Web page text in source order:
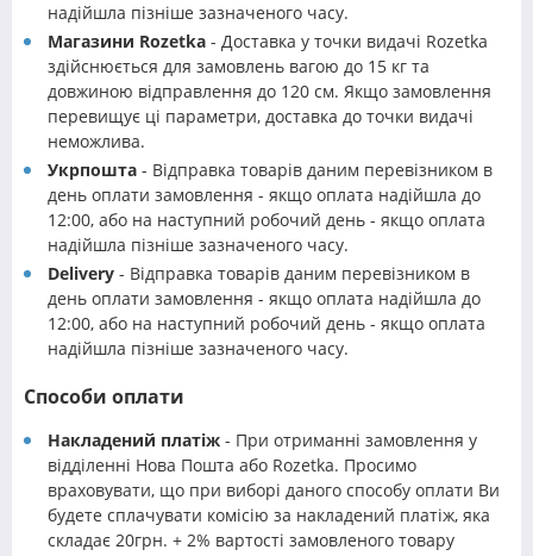
надійшла пізніше зазначеного часу.
Магазини Rozetka - Доставка у точки видачі Rozetka
здійснюється для замовлень вагою до 15 кг та
довжиною відправлення до 120 см. Якщо замовлення
перевищує ці параметри, доставка до точки видачі
неможлива.
Укрпошта - Відправка товарів даним перевізником в
день оплати замовлення - якщо оплата надійшла до
12:00, або на наступний робочий день - якщо оплата
надійшла пізніше зазначеного часу.
Delivery - Відправка товарів даним перевізником в
день оплати замовлення - якщо оплата надійшла до
12:00, або на наступний робочий день - якщо оплата
надійшла пізніше зазначеного часу.
Способи оплати
Накладений платіж - При отриманні замовлення у
відділенні Нова Пошта або Rozetka. Просимо
враховувати, що при виборі даного способу оплати Ви
будете сплачувати комісію за накладений платіж, яка
складає 20грн. + 2% вартості замовленого товару